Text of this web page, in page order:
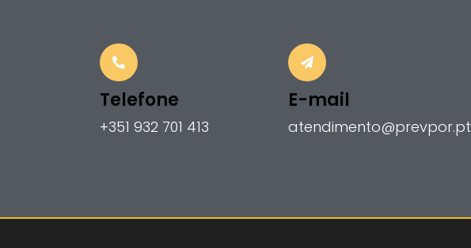
Telefone
+351 932 701 413
E-mail
atendimento@prevpor.pt